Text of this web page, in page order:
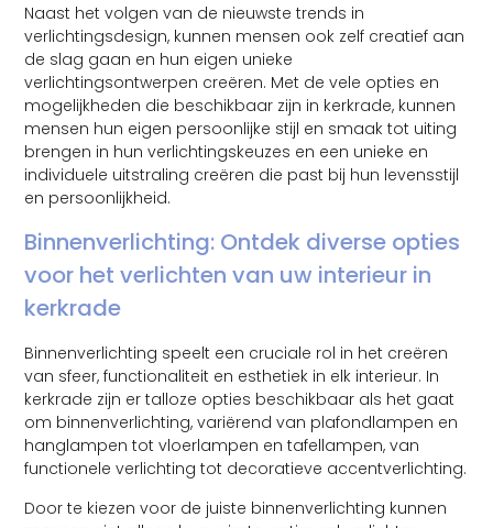
Naast het volgen van de nieuwste trends in
verlichtingsdesign, kunnen mensen ook zelf creatief aan
de slag gaan en hun eigen unieke
verlichtingsontwerpen creëren. Met de vele opties en
mogelijkheden die beschikbaar zijn in kerkrade, kunnen
mensen hun eigen persoonlijke stijl en smaak tot uiting
brengen in hun verlichtingskeuzes en een unieke en
individuele uitstraling creëren die past bij hun levensstijl
en persoonlijkheid.
Binnenverlichting: Ontdek diverse opties
voor het verlichten van uw interieur in
kerkrade
Binnenverlichting speelt een cruciale rol in het creëren
van sfeer, functionaliteit en esthetiek in elk interieur. In
kerkrade zijn er talloze opties beschikbaar als het gaat
om binnenverlichting, variërend van plafondlampen en
hanglampen tot vloerlampen en tafellampen, van
functionele verlichting tot decoratieve accentverlichting.
Door te kiezen voor de juiste binnenverlichting kunnen